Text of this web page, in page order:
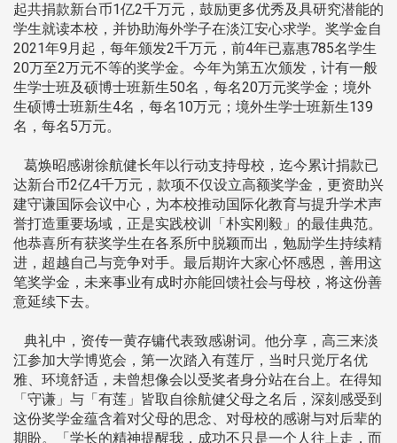
起共捐款新台币1亿2千万元，鼓励更多优秀及具研究潜能的
学生就读本校，并协助海外学子在淡江安心求学。奖学金自
2021年9月起，每年颁发2千万元，前4年已嘉惠785名学生
20万至2万元不等的奖学金。今年为第五次颁发，计有一般
生学士班及硕博士班新生50名，每名20万元奖学金；境外
生硕博士班新生4名，每名10万元；境外生学士班新生139
名，每名5万元。
葛焕昭感谢徐航健长年以行动支持母校，迄今累计捐款已
达新台币2亿4千万元，款项不仅设立高额奖学金，更资助兴
建守谦国际会议中心，为本校推动国际化教育与提升学术声
誉打造重要场域，正是实践校训「朴实刚毅」的最佳典范。
他恭喜所有获奖学生在各系所中脱颖而出，勉励学生持续精
进，超越自己与竞争对手。最后期许大家心怀感恩，善用这
笔奖学金，未来事业有成时亦能回馈社会与母校，将这份善
意延续下去。
典礼中，资传一黄存镛代表致感谢词。他分享，高三来淡
江参加大学博览会，第一次踏入有莲厅，当时只觉厅名优
雅、环境舒适，未曾想像会以受奖者身分站在台上。在得知
「守谦」与「有莲」皆取自徐航健父母之名后，深刻感受到
这份奖学金蕴含着对父母的思念、对母校的感谢与对后辈的
期盼。「学长的精神提醒我，成功不只是一个人往上走，而